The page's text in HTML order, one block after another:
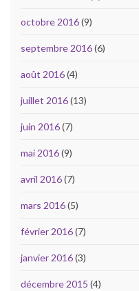
octobre 2016(9)
septembre 2016(6)
août 2016(4)
juillet 2016(13)
juin 2016(7)
mai 2016(9)
avril 2016(7)
mars 2016(5)
février 2016(7)
janvier 2016(3)
décembre 2015 (4)